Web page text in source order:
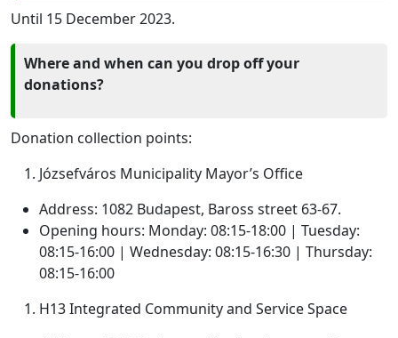
Until 15 December 2023.
Where and when can you drop off your
donations?
Donation collection points:
Józsefváros Municipality Mayor’s Office
Address: 1082 Budapest, Baross street 63-67.
Opening hours: Monday: 08:15-18:00 | Tuesday:
08:15-16:00 | Wednesday: 08:15-16:30 | Thursday:
08:15-16:00
H13 Integrated Community and Service Space